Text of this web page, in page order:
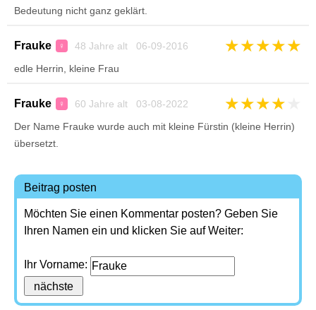
Bedeutung nicht ganz geklärt.
Frauke ♀ 48 Jahre alt 06-09-2016 ★★★★★
edle Herrin, kleine Frau
Frauke ♀ 60 Jahre alt 03-08-2022 ★★★★
Der Name Frauke wurde auch mit kleine Fürstin (kleine Herrin)
übersetzt.
Beitrag posten
Möchten Sie einen Kommentar posten? Geben Sie
Ihren Namen ein und klicken Sie auf Weiter:
Ihr Vorname: